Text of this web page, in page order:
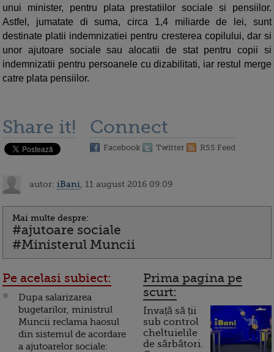
unui minister, pentru plata prestatiilor sociale si pensiilor.
Astfel, jumatate di suma, circa 1,4 miliarde de lei, sunt
destinate platii indemnizatiei pentru cresterea copilului, dar si
unor ajutoare sociale sau alocatii de stat pentru copii si
indemnizatii pentru persoanele cu dizabilitati, iar restul merge
catre plata pensiilor.
Share it! Connect
Facebook Twitter RSS Feed
autor: iBani , 11 august 2016 09:09
Mai multe despre:
#ajutoare sociale
#Ministerul Muncii
Pe acelasi subiect:
Dupa salarizarea
bugetarilor, ministrul
Muncii reclama haosul
din sistemul de acordare
a ajutoarelor sociale:
Prima pagina pe
scurt:
Invață să ții
sub control
cheltuielile
de sărbători.